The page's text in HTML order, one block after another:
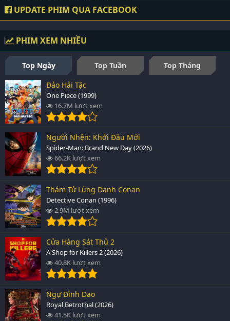
UPDATE PHIM QUA FACEBOOK
PHIM XEM NHIỀU
Top Ngày Top Tuần
Top Tháng
Đảo Hải Tặc
One Piece (1999)
16.7M lượt xem
Người Nhện: Khởi Đầu Mới
Spider-Man: Brand New Day (2026)
66.2K lượt xem
Thám Tử Lừng Danh Conan
Detective Conan (1996)
2.9M lượt xem
Cửa Hàng Sát Thủ 2
A Shop for Killers 2 (2026)
40.8K lượt xem
Ngự Đình Dao
Royal Betrothal (2026)
41.5K lượt xem